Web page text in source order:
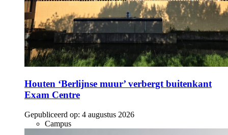
Houten ‘Berlijnse muur’ verbergt buitenkant
Exam Centre
Gepubliceerd op: 4 augustus 2026
Campus